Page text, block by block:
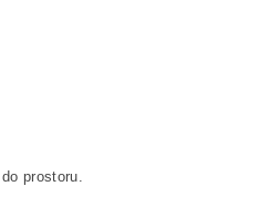
prostoru.